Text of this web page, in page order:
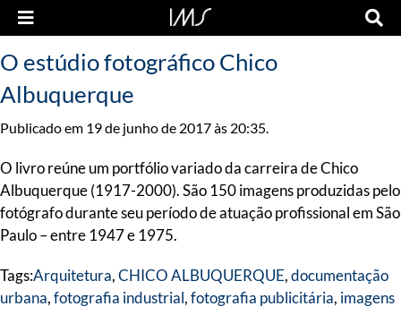
O estúdio fotográfico Chico
Albuquerque
Publicado em 19 de junho de 2017 às 20:35.
O livro reúne um portfólio variado da carreira de Chico
Albuquerque (1917-2000). São 150 imagens produzidas pelo
fotógrafo durante seu período de atuação profissional em São
Paulo – entre 1947 e 1975.
Tags:Arquitetura,CHICO ALBUQUERQUE,documentação
urbana,fotografia industrial,fotografia publicitária, imagens